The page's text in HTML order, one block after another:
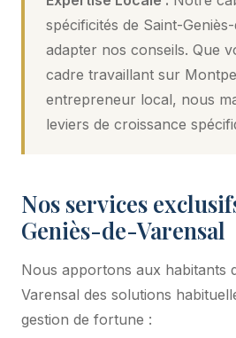
spécificités de Saint-
adapter nos conseils. Que
cadre travaillant sur
entrepreneur local, nous
leviers de croissance
Nos services
Geniès-de-Varensal
Nous apportons aux habitants
Varensal des solutions
gestion de fortune :